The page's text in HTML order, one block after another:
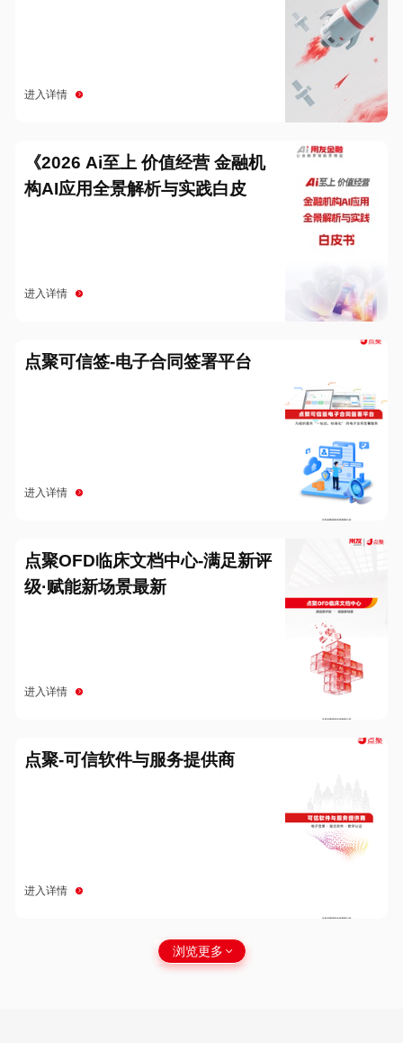
进入详情
《2026 Ai至上 价值经营 金融机
构AI应用全景解析与实践白皮
进入详情
点聚可信签-电子合同签署平台
进入详情
点聚OFD临床文档中心-满足新评
级·赋能新场景最新
进入详情
点聚-可信软件与服务提供商
进入详情
浏览更多